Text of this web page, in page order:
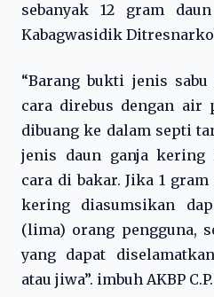
sebanyak 12 gram
Kabagwasidik
“Barang bukti jenis
cara direbus dengan air
dibuang ke dalam septi
jenis daun ganja kering
cara di bakar. Jika 1
kering diasumsikan
(lima) orang pengguna,
yang dapat
atau jiwa”. imbuh AKBP